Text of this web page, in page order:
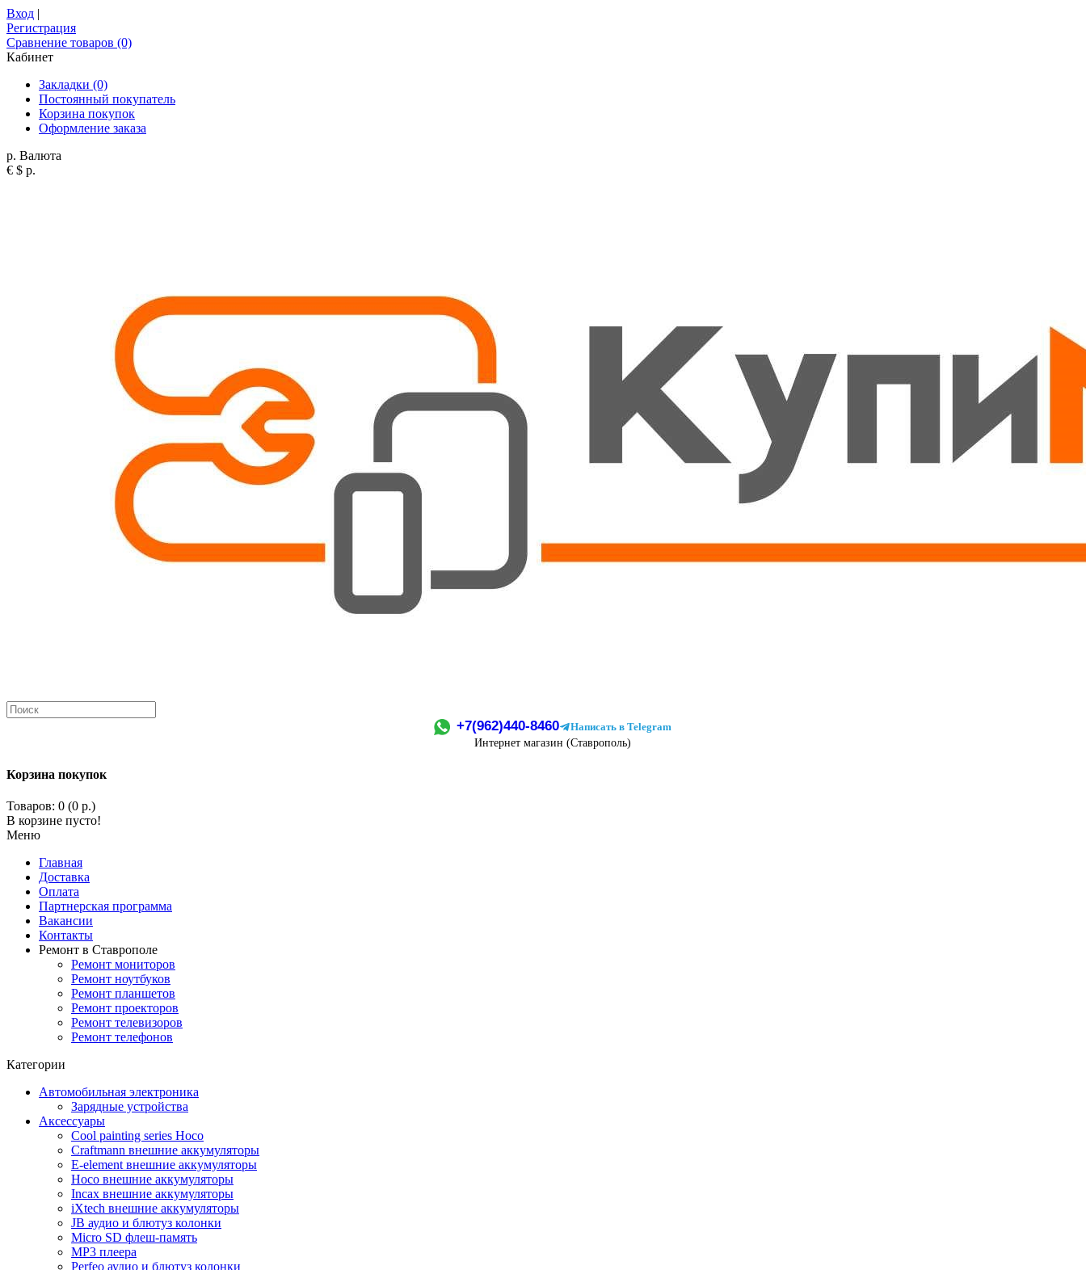
Вход |
Регистрация
Сравнение товаров (0)
Кабинет
Закладки (0)
Постоянный покупатель
Корзина покупок
Оформление заказа
р. Валюта
€ $ р.
+7(962)440-8460
Написать в Telegram
Интернет магазин (Ставрополь)
Корзина покупок
Товаров: 0 (0 р.)
В корзине пусто!
Меню
Главная
Доставка
Оплата
Партнерская программа
Вакансии
Контакты
Ремонт в Ставрополе
Ремонт мониторов
Ремонт ноутбуков
Ремонт планшетов
Ремонт проекторов
Ремонт телевизоров
Ремонт телефонов
Категории
Автомобильная электроника
Зарядные устройства
Аксессуары
Cool painting series Hoco
Craftmann внешние аккумуляторы
E-element внешние аккумуляторы
Hoco внешние аккумуляторы
Incax внешние аккумуляторы
iXtech внешние аккумуляторы
JB аудио и блютуз колонки
Micro SD флеш-память
MP3 плеера
Perfeo аудио и блютуз колонки